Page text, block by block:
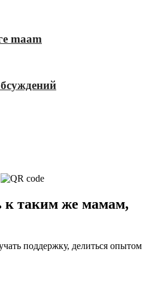
maam
к таким же мамам,
поддержку, делиться опытом